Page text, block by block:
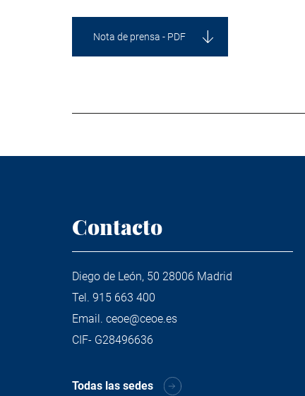
Nota de prensa - PDF
Contacto
Diego de León, 50 28006 Madrid
Tel. 915 663 400
Email. ceoe@ceoe.es
CIF- G28496636
Todas las sedes